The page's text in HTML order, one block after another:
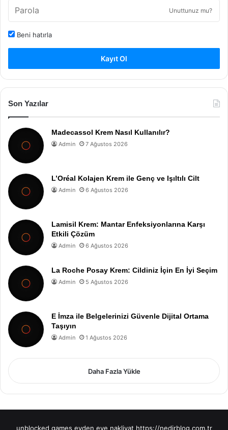
Unuttunuz mu?
Beni hatırla
Kayıt Ol
Son Yazılar
Madecassol Krem Nasıl Kullanılır?
Admin 7 Ağustos 2026
L’Oréal Kolajen Krem ile Genç ve Işıltılı Cilt
Admin 6 Ağustos 2026
Lamisil Krem: Mantar Enfeksiyonlarına Karşı
Etkili Çözüm
Admin 6 Ağustos 2026
La Roche Posay Krem: Cildiniz İçin En İyi Seçim
Admin 5 Ağustos 2026
E İmza ile Belgelerinizi Güvenle Dijital Ortama
Taşıyın
Admin 1 Ağustos 2026
Daha Fazla Yükle
unblocked games evden eve nakliyat https://nedirblog.com.tr